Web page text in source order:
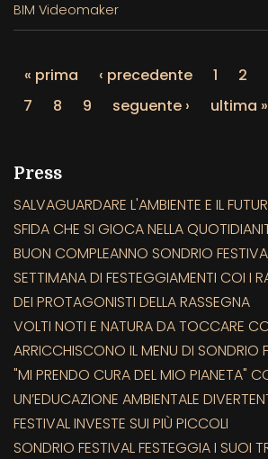
BIM Videomaker
« prima ‹ precedente 1 2
7
8 9 seguente › ultima »
Press
SALVAGUARDARE L'AMBIENTE E IL
SFIDA CHE SI GIOCA NELLA
BUON COMPLEANNO SONDRIO
SETTIMANA DI FESTEGGIAMENTI COI I
DEI PROTAGONISTI DELLA RASSEGNA
VOLTI NOTI E NATURA DA TOCCARE
ARRICCHISCONO IL MENU DI SONDRIO
"MI PRENDO CURA DEL MIO PIANETA"
UN’EDUCAZIONE AMBIENTALE
FESTIVAL INVESTE SUI PIÙ PICCOLI
SONDRIO FESTIVAL FESTEGGIA I SUOI